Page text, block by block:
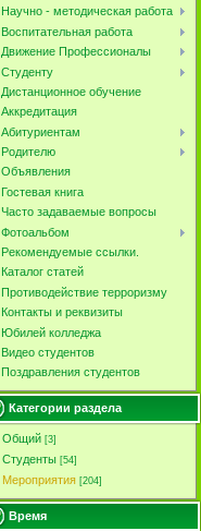
Научно - методическая работа
Воспитательная работа
Движение Профессионалы
Студенту
Дистанционное обучение
Аккредитация
Абитуриентам
Родителю
Объявления
Гостевая книга
Часто задаваемые вопросы
Фотоальбом
Рекомендуемые ссылки.
Каталог статей
Противодействие терроризму
Контакты и реквизиты
Юбилей колледжа
Видео студентов
Поздравления студентов
Категории раздела
Общий [3]
Студенты [54]
Мероприятия [204]
Время